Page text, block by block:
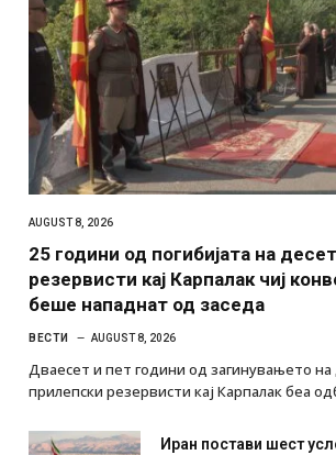
AUGUST 8, 2026
25 години од погибијата на
резервисти кај Карпалак чиј
беше нападнат од заседа
ВЕСТИ AUGUST 8, 2026
Дваесет и пет години од загинувањето на
прилепски резервисти кај Карпалак беа
Иран постави шест